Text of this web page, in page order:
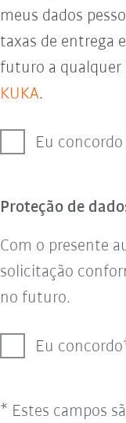
meus dados
taxas de entrega
futuro a qualquer
KUKA.
Eu concordo
Proteção de
Com o presente
solicitação
no futuro.
Eu concordo
* Estes campos